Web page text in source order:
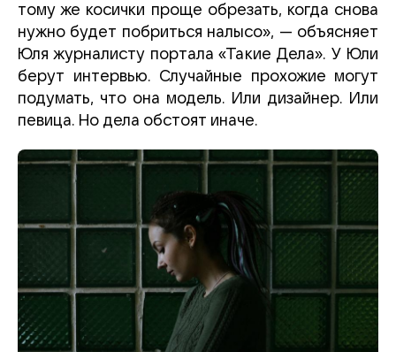
тому же косички проще обрезать, когда снова
нужно будет побриться налысо», — объясняет
Юля журналисту портала «Такие Дела». У Юли
берут интервью. Случайные прохожие могут
подумать, что она модель. Или дизайнер. Или
певица. Но дела обстоят иначе.